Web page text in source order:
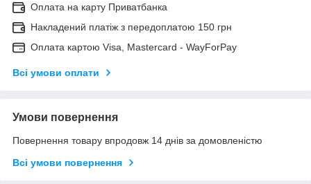
Оплата на карту Приватбанка
Накладений платіж з передоплатою 150 грн
Оплата картою Visa, Mastercard - WayForPay
Всі умови оплати
Умови повернення
Повернення товару впродовж 14 днів за домовленістю
Всі умови повернення